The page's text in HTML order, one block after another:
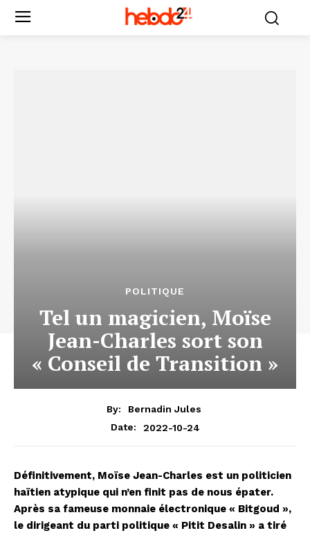
POLITIQUE
Tel un magicien, Moïse
Jean-Charles sort son
« Conseil de Transition »
By:
Bernadin Jules
Date:
2022-10-24
Définitivement, Moïse Jean-Charles est un politicien
haïtien atypique qui n’en finit pas de nous épater.
Après sa fameuse monnaie électronique « Bitgoud »,
le dirigeant du parti politique « Pitit Desalin » a tiré